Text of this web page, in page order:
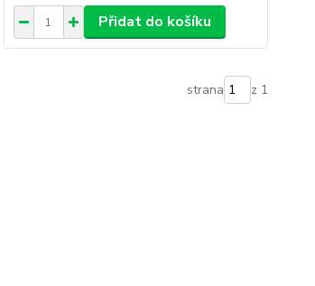
Přidat do košíku
strana z 1